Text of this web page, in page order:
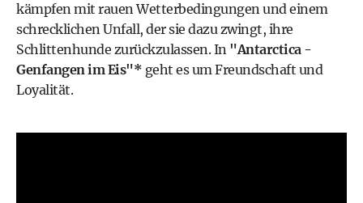
kämpfen mit rauen Wetterbedingungen und einem
schrecklichen Unfall, der sie dazu zwingt, ihre
Schlittenhunde zurückzulassen. In "Antarctica -
Genfangen im Eis"* geht es um Freundschaft und
Loyalität.